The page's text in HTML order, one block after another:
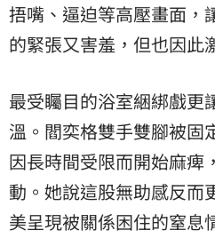
捂嘴、逼迫等高壓畫面，
的緊張又害羞，但也因此
最受矚目的浴室綑綁戲更
溫。閻奕格雙手雙腳被固
因長時間受限而開始麻痺
動。她說這股無助感反而
美呈現被關係困住的窒息